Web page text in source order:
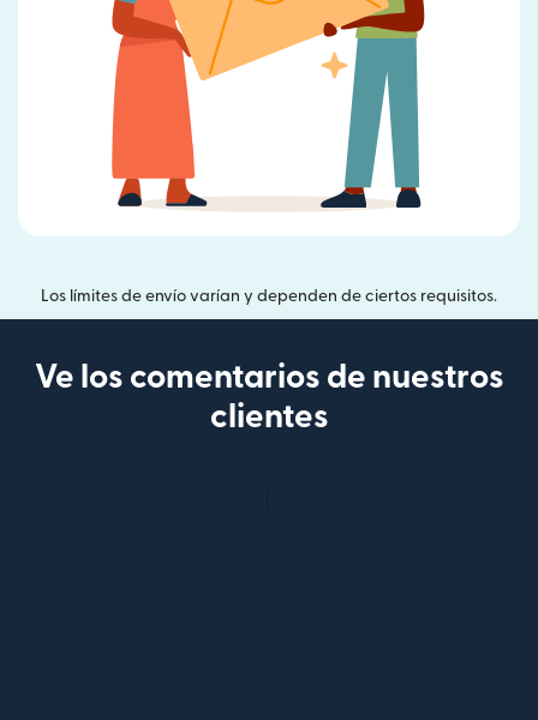
Los límites de envío varían y dependen de ciertos requisitos.
Ve los comentarios de nuestros
clientes